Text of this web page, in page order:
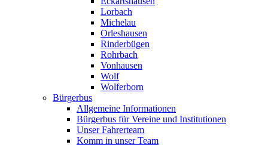
Lorbach
Michelau
Orleshausen
Rinderbügen
Rohrbach
Vonhausen
Wolf
Wolferborn
Bürgerbus
Allgemeine Informationen
Bürgerbus für Vereine und Institutionen
Unser Fahrerteam
Komm in unser Team